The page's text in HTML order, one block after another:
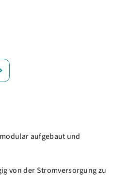
aufgebaut und
von der Stromversorgung zu